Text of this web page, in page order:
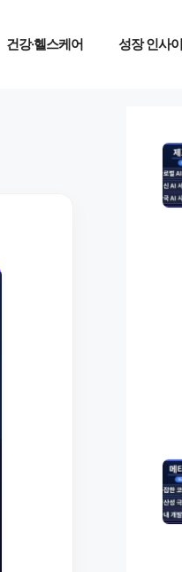
건강·헬스케어 성장 인사